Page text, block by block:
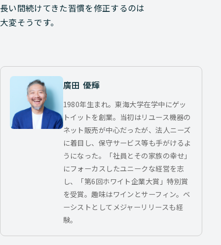
長い間続けてきた習慣を修正するのは
大変そうです。
廣田 優輝
1980年生まれ。東海大学在学中にゲッ
トイットを創業。当初はリユース機器の
ネット販売が中心だったが、法人ニーズ
に着目し、保守サービス等も手がけるよ
うになった。「社員とその家族の幸せ」
にフォーカスしたユニークな経営を志
し、「第6回ホワイト企業大賞」特別賞
を受賞。趣味はワインとサーフィン。ベ
ーシストとしてメジャーリリースも経
験。